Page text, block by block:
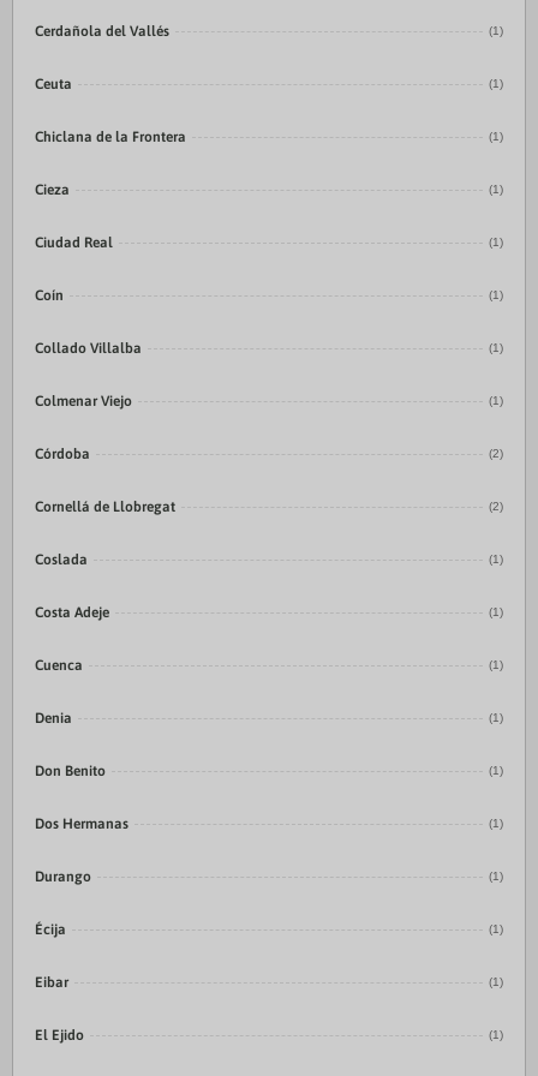
Cerdañola del Vallés (1)
Ceuta (1)
Chiclana de la Frontera (1)
Cieza (1)
Ciudad Real (1)
Coín (1)
Collado Villalba (1)
Colmenar Viejo (1)
Córdoba (2)
Cornellá de Llobregat (2)
Coslada (1)
Costa Adeje (1)
Cuenca (1)
Denia (1)
Don Benito (1)
Dos Hermanas (1)
Durango (1)
Écija (1)
Eibar (1)
El Ejido (1)